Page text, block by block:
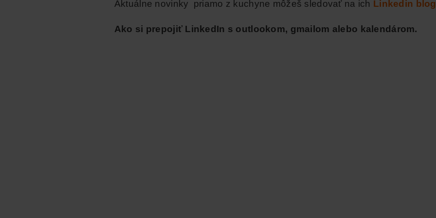
Aktuálne novinky priamo z kuchyne môžeš sledovať na ich Linkedin
Ako si prepojiť LinkedIn s outlookom, gmailom alebo kalendárom.